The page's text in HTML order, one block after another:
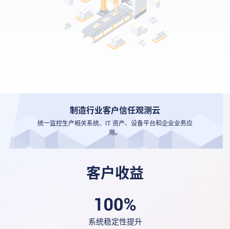
制造行业客户信任观测云
统一监控生产相关系统、IT 资产、设备平台和企业业务应
用。
客户收益
系统稳定性提升